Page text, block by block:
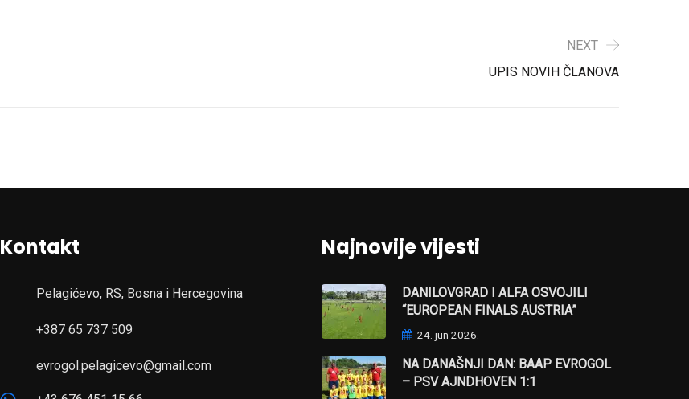
NEXT
UPIS NOVIH ČLANOVA
Kontakt
Pelagićevo, RS, Bosna i Hercegovina
+387 65 737 509
evrogol.pelagicevo@gmail.com
Najnovije vijesti
DANILOVGRAD I ALFA OSVOJILI
“EUROPEAN FINALS AUSTRIA”
24. jun 2026.
NA DANAŠNJI DAN: BAAP EVROGOL
– PSV AJNDHOVEN 1:1